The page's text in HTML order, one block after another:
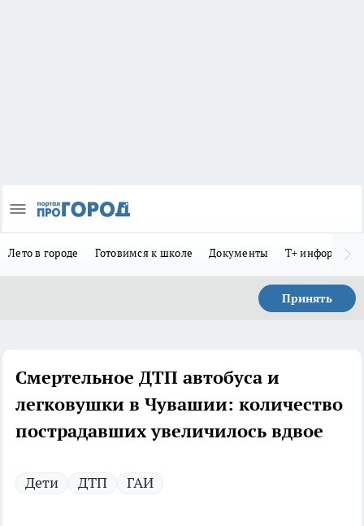
Лето в городе Готовимся к школе Документы Т+
Принять
Смертельное ДТП автобуса и
легковушки в Чувашии: количество
пострадавших увеличилось вдвое
Дети ДТП ГАИ